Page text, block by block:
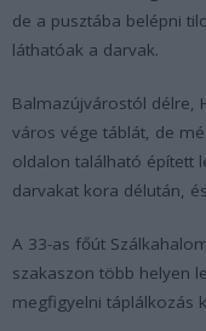
de a pusztába belépni
láthatóak a darvak.
Balmazújvárostól délre,
város vége táblát, de
oldalon található épített
darvakat kora délután,
A 33-as főút
szakaszon több helyen
megfigyelni táplálkozás